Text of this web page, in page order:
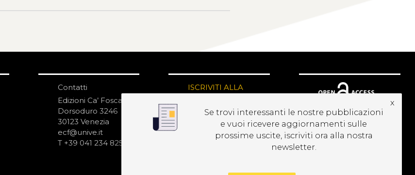
Contatti
Edizioni Ca’ Foscari
Dorsoduro 3246
30123 Venezia
ecf@unive.it
T +39 041 234 8250
ISCRIVITI ALLA
Se trovi interessanti le nostre pubblicazioni
e vuoi ricevere aggiornamenti sulle
prossime uscite, iscriviti ora alla nostra
newsletter.
x